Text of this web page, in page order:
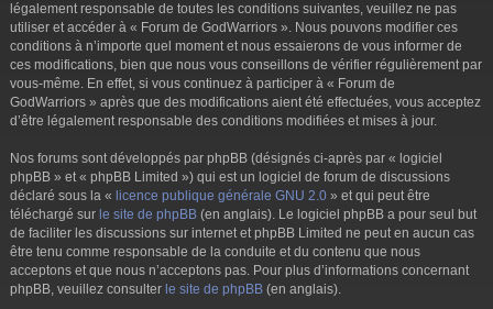
légalement responsable de toutes les conditions suivantes, veuillez ne pas
utiliser et accéder à « Forum de GodWarriors ». Nous pouvons modifier ces
conditions à n’importe quel moment et nous essaierons de vous informer de
ces modifications, bien que nous vous conseillons de vérifier régulièrement par
vous-même. En effet, si vous continuez à participer à « Forum de
GodWarriors » après que des modifications aient été effectuées, vous acceptez
d’être légalement responsable des conditions modifiées et mises à jour.
Nos forums sont développés par phpBB (désignés ci-après par « logiciel
phpBB » et « phpBB Limited ») qui est un logiciel de forum de discussions
déclaré sous la « licence publique générale GNU 2.0 » et qui peut être
téléchargé sur le site de phpBB (en anglais). Le logiciel phpBB a pour seul but
de faciliter les discussions sur internet et phpBB Limited ne peut en aucun cas
être tenu comme responsable de la conduite et du contenu que nous
acceptons et que nous n’acceptons pas. Pour plus d’informations concernant
phpBB, veuillez consulter le site de phpBB (en anglais).